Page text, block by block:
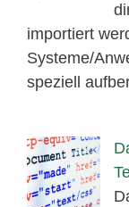
importiert
Systeme/
speziell